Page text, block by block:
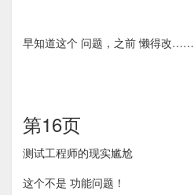
早知道这个 问题，之前 懒得改……
第16页
测试工程师的现实尴尬
这个不是 功能问题！